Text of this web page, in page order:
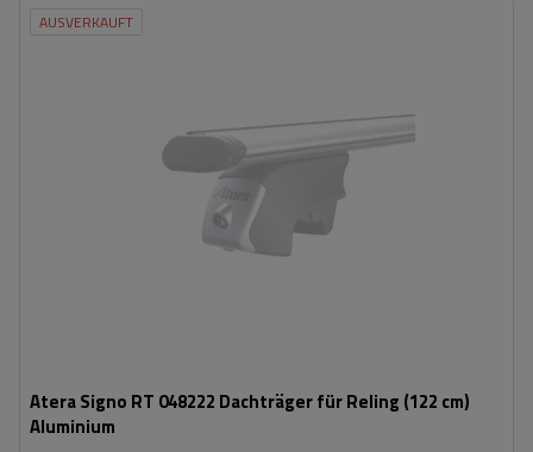
AUSVERKAUFT
Atera Signo RT 048222 Dachträger für Reling (122 cm)
Aluminium